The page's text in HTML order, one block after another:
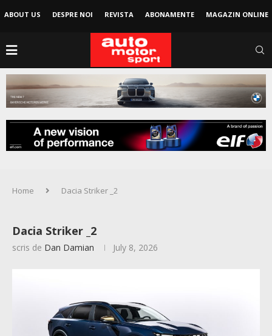
ABOUT US DESPRE NOI REVISTA ABONAMENTE MAGAZIN ONLINE
Home Dacia Striker _2
Dacia Striker _2
scris de Dan Damian July 8, 2026